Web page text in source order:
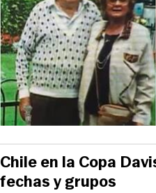
Chile en la Copa
fechas y grupos